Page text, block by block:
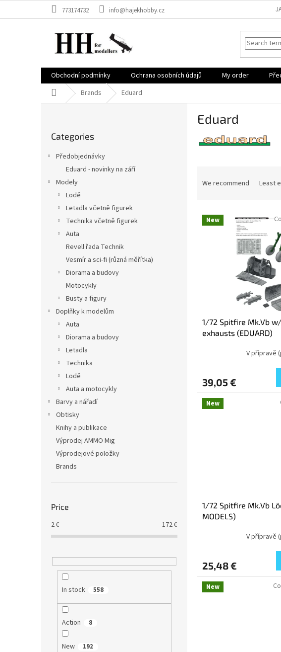
773174732 info@hajekhobby.cz
Obchodní podmínky Ochrana osobních údajů My order
Home Brands Eduard
categories
Categories
Předobjednávky
Eduard - novinky na září
Modely
Lodě
Letadla včetně figurek
Technika včetně figurek
Auta
Revell řada Technik
Vesmír a sci-fi (různá měřítka)
Diorama a budovy
Motocykly
Busty a figury
Doplňky k modelům
Auta
Diorama a budovy
Letadla
Technika
Lodě
Auta a motocykly
Barvy a nářadí
Obtisky
Knihy a publikace
Výprodej AMMO Mig
Výprodejové položky
Brands
Price
2€ 172€
In stock 558
Action 8
New 192
Eduard
We recommend Least
New
1/72 Spitfire Mk.Vb
exhausts (EDUARD)
V přípravě
39,05 €
New
1/72 Spitfire Mk.Vb
MODELS)
V přípravě
25,48 €
New